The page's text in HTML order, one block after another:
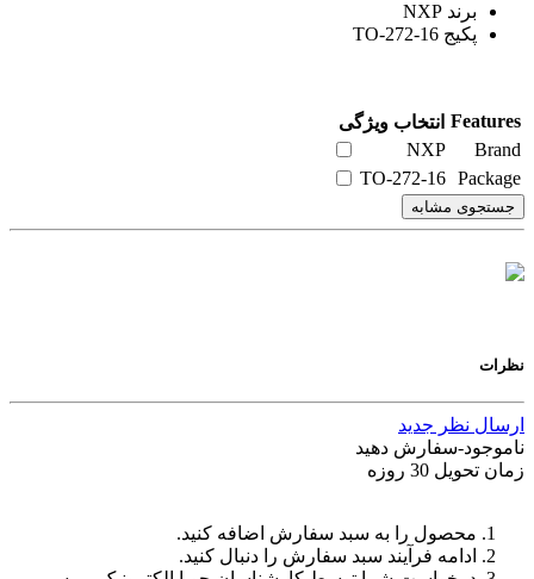
برند NXP
پکیج TO-272-16
Features انتخاب ویژگی
Brand
NXP
Package
TO-272-16
جستجوی مشابه
نظرات
ارسال نظر جدید
ناموجود-سفارش دهید
زمان تحویل 30 روزه
محصول را به سبد سفارش اضافه کنید.
ادامه فرآیند سبد سفارش را دنبال کنید.